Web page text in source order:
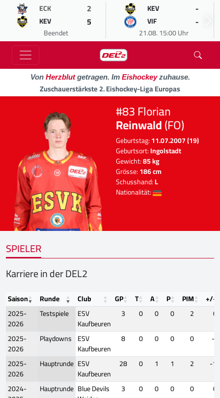
ECK 2
KEV 5
Beendet
KEV -
VIF -
21.08. 15:00 Uhr
Von Herzblutgetragen. Im Eishockeyzuhause.
Zuschauerstärkste 2. Eishockey-Liga Europas
#83 Florian
Reinwald(FO)
Geburtstag:11.07.2007 (19)
Geburtsort:Ingolstadt
Gewicht:85 kg
Grösse:186 cm
Schusshand:L
Nationalität:
SPIELER
Karriere in der DEL2
Saison Runde Club GP T A P PIM
+/-
2025-
2026
Testspiele
ESV
Kaufbeuren
3 0 0 0 2
0
2025-
2026
Playdowns ESV
Kaufbeuren
8 0 0 0 0
-1
2025-
2026
Hauptrunde ESV
Kaufbeuren
28 0 1 1 2
-11
2024-
Hauptrunde Blue Devils
3 0 0 0 0 0